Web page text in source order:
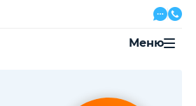
Меню